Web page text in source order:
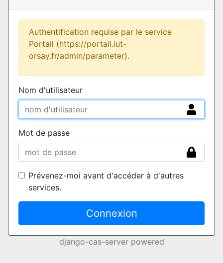
Authentification requise par le service
Portail (https://portail.iut-
orsay.fr/admin/parameter).
Nom d'utilisateur
Mot de passe
Prévenez-moi avant d'accéder à d'autres
services.
Connexion
django-cas-server powered